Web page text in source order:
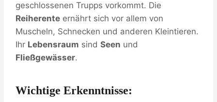
geschlossenen Trupps vorkommt. Die
Reiherente ernährt sich vor allem von
Muscheln, Schnecken und anderen Kleintieren.
Ihr Lebensraum sind Seen und
Fließgewässer.
Wichtige Erkenntnisse: